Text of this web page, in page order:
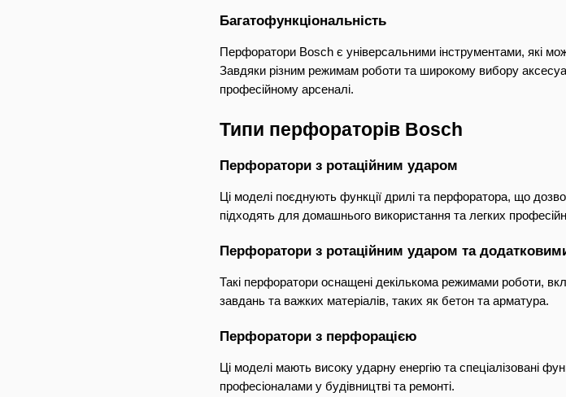
Багатофункціональність
Перфоратори Bosch є універсальними інструментами, які
Завдяки різним режимам роботи та широкому вибору
професійному арсеналі.
Типи перфораторів Bosch
Перфоратори з ротаційним ударом
Ці моделі поєднують функції дрилі та перфоратора, що
підходять для домашнього використання та легких
Перфоратори з ротаційним ударом та
Такі перфоратори оснащені декількома режимами роботи,
завдань та важких матеріалів, таких як бетон та арматура.
Перфоратори з перфорацією
Ці моделі мають високу ударну енергію та спеціалізовані
професіоналами у будівництві та ремонті.